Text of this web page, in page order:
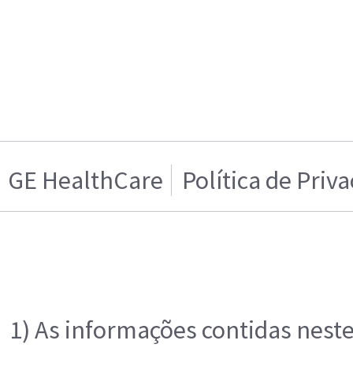
GE HealthCare Política de
1) As informações contidas